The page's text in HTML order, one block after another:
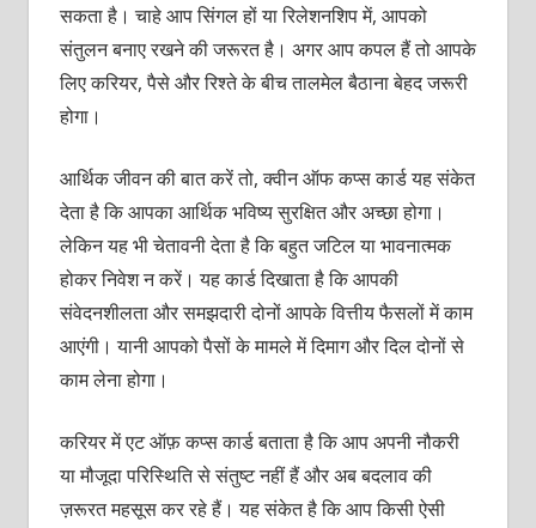
सकता है। चाहे आप सिंगल हों या रिलेशनशिप में, आपको
संतुलन बनाए रखने की जरूरत है। अगर आप कपल हैं तो आपके
लिए करियर, पैसे और रिश्ते के बीच तालमेल बैठाना बेहद जरूरी
होगा।
आर्थिक जीवन की बात करें तो, क्वीन ऑफ कप्स कार्ड यह संकेत
देता है कि आपका आर्थिक भविष्य सुरक्षित और अच्छा होगा।
लेकिन यह भी चेतावनी देता है कि बहुत जटिल या भावनात्मक
होकर निवेश न करें। यह कार्ड दिखाता है कि आपकी
संवेदनशीलता और समझदारी दोनों आपके वित्तीय फैसलों में काम
आएंगी। यानी आपको पैसों के मामले में दिमाग और दिल दोनों से
काम लेना होगा।
करियर में एट ऑफ़ कप्स कार्ड बताता है कि आप अपनी नौकरी
या मौजूदा परिस्थिति से संतुष्ट नहीं हैं और अब बदलाव की
ज़रूरत महसूस कर रहे हैं। यह संकेत है कि आप किसी ऐसी